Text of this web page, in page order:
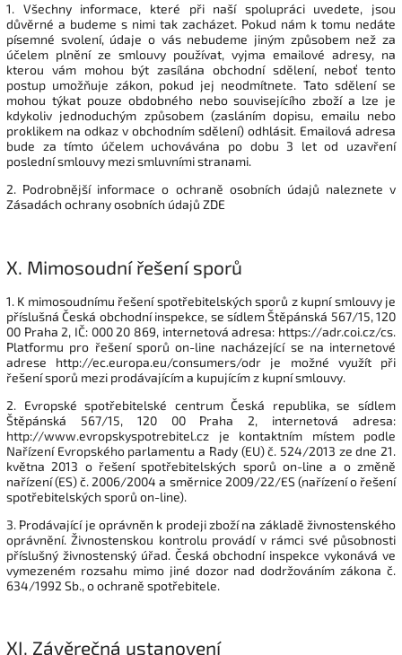
1. Všechny informace, které při naší spolupráci uvedete, jsou
důvěrné a budeme s nimi tak zacházet. Pokud nám k tomu nedáte
písemné svolení, údaje o vás nebudeme jiným způsobem než za
účelem plnění ze smlouvy používat, vyjma emailové adresy, na
kterou vám mohou být zasílána obchodní sdělení, neboť tento
postup umožňuje zákon, pokud jej neodmítnete. Tato sdělení se
mohou týkat pouze obdobného nebo souvisejícího zboží a lze je
kdykoliv jednoduchým způsobem (zasláním dopisu, emailu nebo
proklikem na odkaz v obchodním sdělení) odhlásit. Emailová adresa
bude za tímto účelem uchovávána po dobu 3 let od uzavření
poslední smlouvy mezi smluvními stranami.
2. Podrobnější informace o ochraně osobních údajů naleznete v
Zásadách ochrany osobních údajů ZDE
X. Mimosoudní řešení sporů
1. K mimosoudnímu řešení spotřebitelských sporů z kupní smlouvy je
příslušná Česká obchodní inspekce, se sídlem Štěpánská 567/15, 120
00 Praha 2, IČ: 000 20 869, internetová adresa: https://adr.coi.cz/cs.
Platformu pro řešení sporů on-line nacházející se na internetové
adrese http://ec.europa.eu/consumers/odr je možné využít při
řešení sporů mezi prodávajícím a kupujícím z kupní smlouvy.
2. Evropské spotřebitelské centrum Česká republika, se sídlem
Štěpánská 567/15, 120 00 Praha 2, internetová adresa:
http://www.evropskyspotrebitel.cz je kontaktním místem podle
Nařízení Evropského parlamentu a Rady (EU) č. 524/2013 ze dne 21.
května 2013 o řešení spotřebitelských sporů on-line a o změně
nařízení (ES) č. 2006/2004 a směrnice 2009/22/ES (nařízení o řešení
spotřebitelských sporů on-line).
3. Prodávající je oprávněn k prodeji zboží na základě živnostenského
oprávnění. Živnostenskou kontrolu provádí v rámci své působnosti
příslušný živnostenský úřad. Česká obchodní inspekce vykonává ve
vymezeném rozsahu mimo jiné dozor nad dodržováním zákona č.
634/1992 Sb., o ochraně spotřebitele.
XI. Závěrečná ustanovení